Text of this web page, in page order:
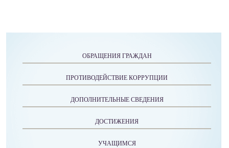
ОБРАЩЕНИЯ ГРАЖДАН
ПРОТИВОДЕЙСТВИЕ КОРРУПЦИИ
ДОПОЛНИТЕЛЬНЫЕ СВЕДЕНИЯ
ДОСТИЖЕНИЯ
УЧАЩИМСЯ